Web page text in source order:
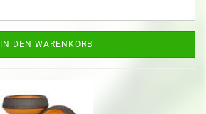
IN DEN WARENKORB